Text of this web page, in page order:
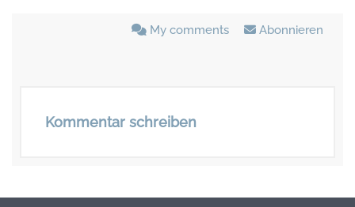
My comments Abonnieren
Kommentar schreiben